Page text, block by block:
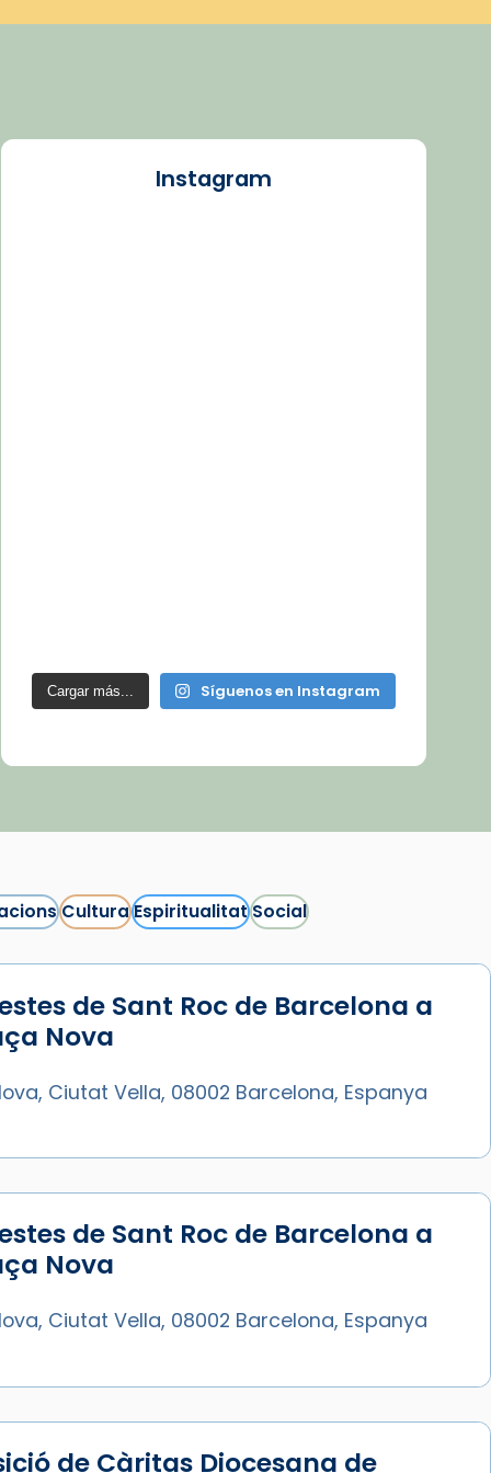
Instagram
Cargar más... Síguenos en Instagram
CulturaEspiritualitatSocial
de Sant Roc de Barcelona a
Nova
Ciutat Vella, 08002 Barcelona, Espanya
de Sant Roc de Barcelona a
Nova
Ciutat Vella, 08002 Barcelona, Espanya
de Càritas Diocesana de